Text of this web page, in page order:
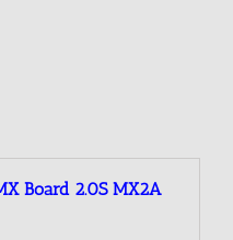
Board 2.0S MX2A